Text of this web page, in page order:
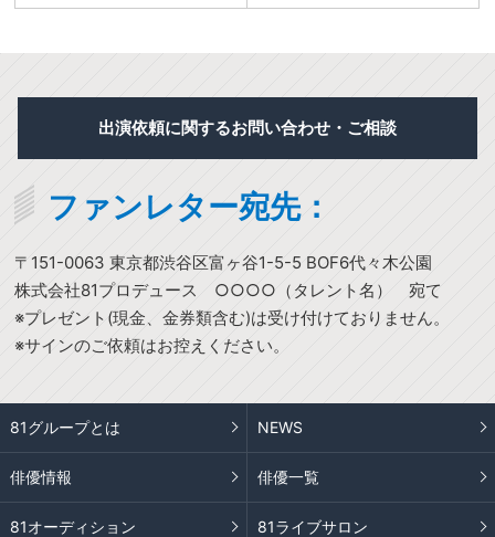
出演依頼に関するお問い合わせ・ご相談
ファンレター宛先：
〒151-0063 東京都渋谷区富ヶ谷1-5-5 BOF6代々木公園
株式会社81プロデュース ○○○○（タレント名） 宛て
※プレゼント(現金、金券類含む)は受け付けておりません。
※サインのご依頼はお控えください。
81グループとは NEWS
俳優情報 俳優一覧
81オーディション 81ライブサロン